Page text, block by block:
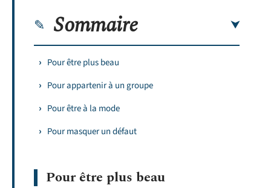
Sommaire
Pour être plus beau
Pour appartenir à un groupe
Pour être à la mode
Pour masquer un défaut
Pour être plus beau